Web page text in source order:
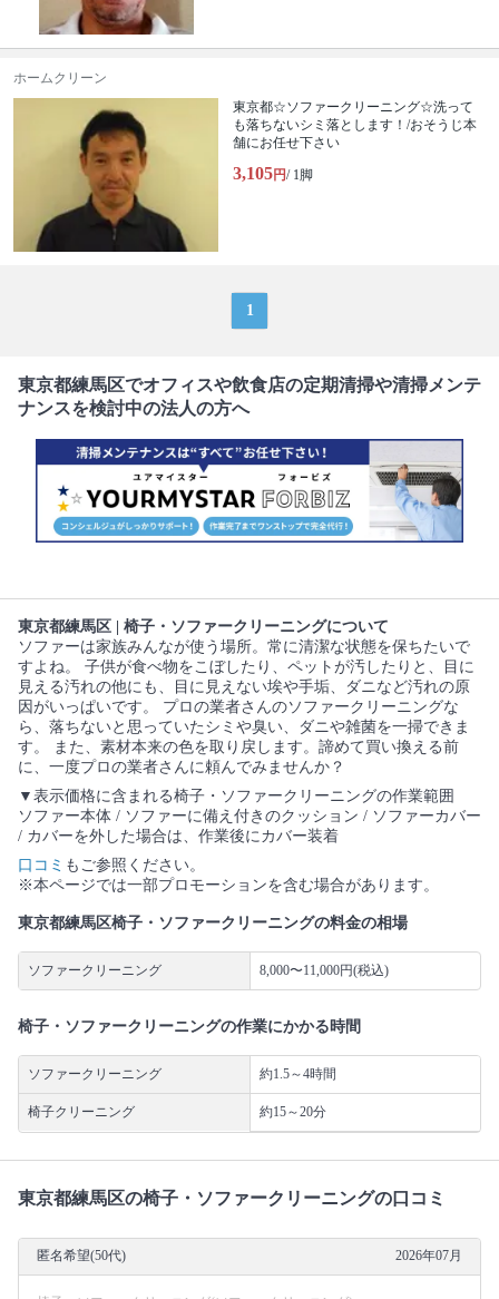
ホームクリーン
東京都☆ソファークリーニング☆洗って
も落ちないシミ落とします！/おそうじ本
舗にお任せ下さい
3,105円/ 1脚
1
東京都練馬区でオフィスや飲食店の定期清掃や清掃メンテ
ナンスを検討中の法人の方へ
東京都練馬区 | 椅子・ソファークリーニングについて
ソファーは家族みんなが使う場所。常に清潔な状態を保ちたいで
すよね。 子供が食べ物をこぼしたり、ペットが汚したりと、目に
見える汚れの他にも、目に見えない埃や手垢、ダニなど汚れの原
因がいっぱいです。 プロの業者さんのソファークリーニングな
ら、落ちないと思っていたシミや臭い、ダニや雑菌を一掃できま
す。 また、素材本来の色を取り戻します。諦めて買い換える前
に、一度プロの業者さんに頼んでみませんか？
▼表示価格に含まれる椅子・ソファークリーニングの作業範囲
ソファー本体 / ソファーに備え付きのクッション / ソファーカバー
/ カバーを外した場合は、作業後にカバー装着
口コミ もご参照ください。
※本ページでは一部プロモーションを含む場合があります。
東京都練馬区椅子・ソファークリーニングの料金の相場
ソファークリーニング 8,000〜11,000円(税込)
椅子・ソファークリーニングの作業にかかる時間
ソファークリーニング 約1.5～4時間
椅子クリーニング 約15～20分
東京都練馬区の椅子・ソファークリーニングの口コミ
匿名希望(50代) 2026年07月